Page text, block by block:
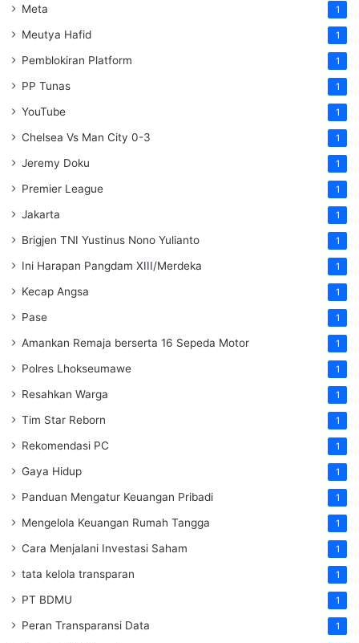
Meta 1
Meutya Hafid 1
Pemblokiran Platform 1
PP Tunas 1
YouTube 1
Chelsea Vs Man City 0-3 1
Jeremy Doku 1
Premier League 1
Jakarta 1
Brigjen TNI Yustinus Nono Yulianto 1
Ini Harapan Pangdam XIII/Merdeka 1
Kecap Angsa 1
Pase 1
Amankan Remaja berserta 16 Sepeda Motor 1
Polres Lhokseumawe 1
Resahkan Warga 1
Tim Star Reborn 1
Rekomendasi PC 1
Gaya Hidup 1
Panduan Mengatur Keuangan Pribadi 1
Mengelola Keuangan Rumah Tangga 1
Cara Menjalani Investasi Saham 1
tata kelola transparan 1
PT BDMU 1
Peran Transparansi Data 1